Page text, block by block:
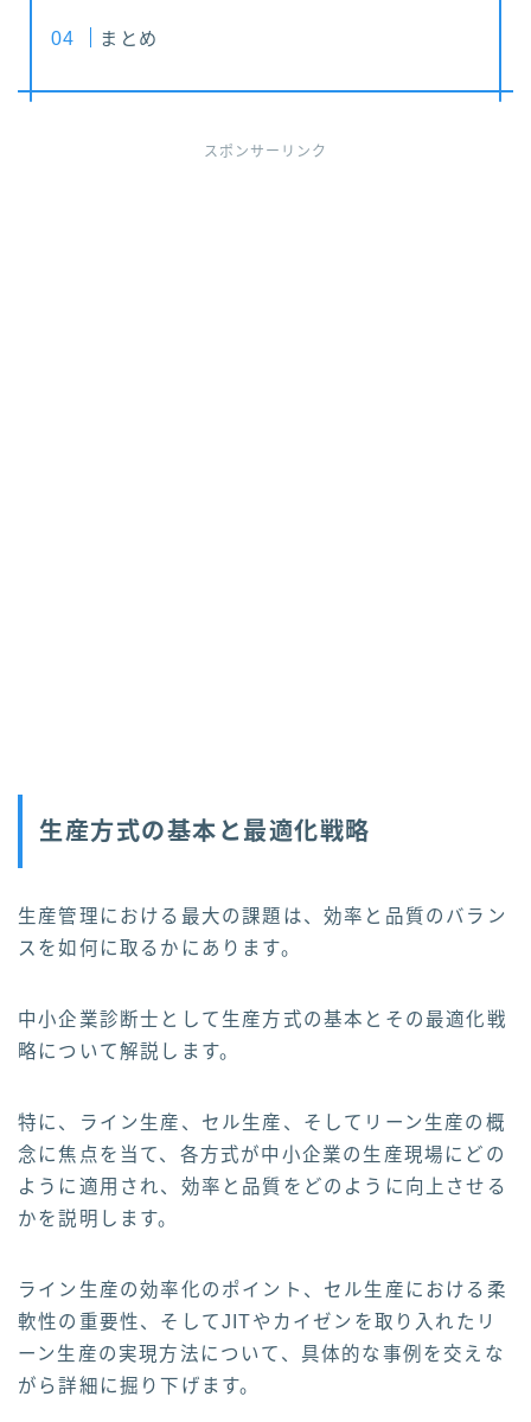
まとめ
スポンサーリンク
生産方式の基本と最適化戦略
生産管理における最大の課題は、効率と品質のバラン
スを如何に取るかにあります。
中小企業診断士として生産方式の基本とその最適化戦
略について解説します。
特に、ライン生産、セル生産、そしてリーン生産の概
念に焦点を当て、各方式が中小企業の生産現場にどの
ように適用され、効率と品質をどのように向上させる
かを説明します。
ライン生産の効率化のポイント、セル生産における柔
軟性の重要性、そしてJITやカイゼンを取り入れたリ
ーン生産の実現方法について、具体的な事例を交えな
がら詳細に掘り下げます。